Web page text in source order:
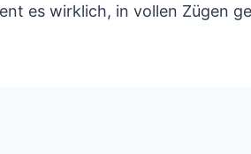
es wirklich, in vollen Zügen